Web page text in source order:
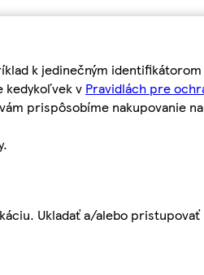
k jedinečným
kedykoľvek v Pravidlách pre
prispôsobíme nakupovanie
Ukladať a/alebo